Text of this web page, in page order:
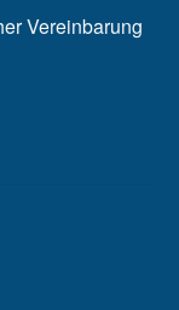
Vereinbarung